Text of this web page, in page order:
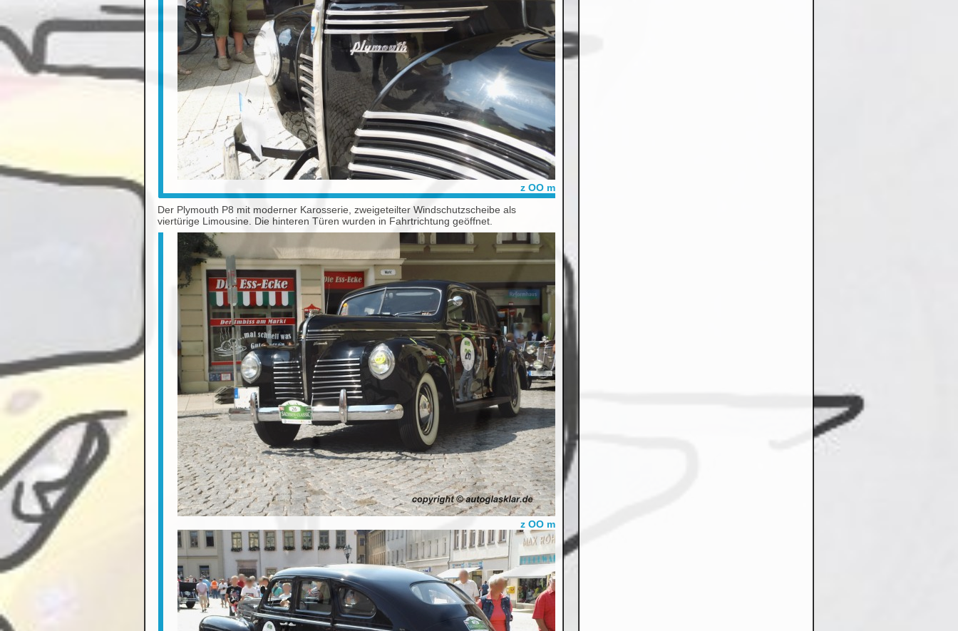
z OO m
Der Plymouth P8 mit moderner Karosserie, zweigeteilter Windschutzscheibe als
viertürige Limousine. Die hinteren Türen wurden in Fahrtrichtung geöffnet.
z OO m